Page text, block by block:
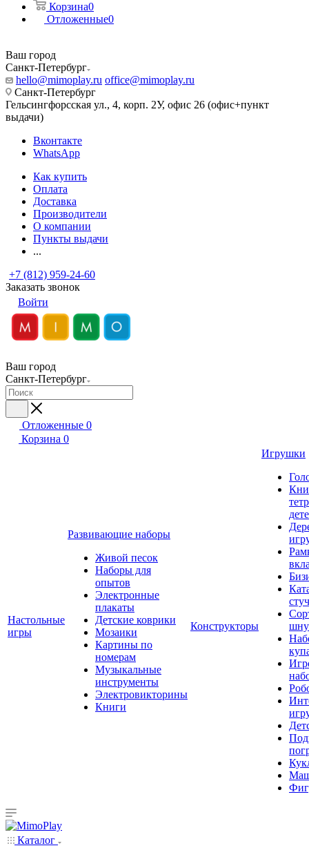
Корзина0
Отложенные0
Ваш город
Санкт-Петербург
hello@mimoplay.ru office@mimoplay.ru
Санкт-Петербург
Гельсингфорсская ул., 4, корп. 2У, офис 26 (офис+пункт
выдачи)
Вконтакте
WhatsApp
Как купить
Оплата
Доставка
Производители
О компании
Пункты выдачи
...
+7 (812) 959-24-60
Заказать звонок
Войти
Ваш город
Санкт-Петербург
Отложенные 0
Корзина 0
Настольные
игры
Развивающие наборы
Живой песок
Наборы для
опытов
Электронные
плакаты
Детские коврики
Мозаики
Картины по
номерам
Музыкальные
инструменты
Электровикторины
Книги
Конструкторы
Игрушки
Каталог